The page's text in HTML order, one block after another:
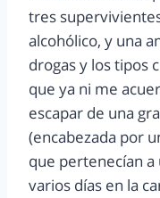
tres
alcohólico, y una
drogas y los tipos
que ya ni me
escapar de una
(encabezada por
que pertenecían
varios días en la